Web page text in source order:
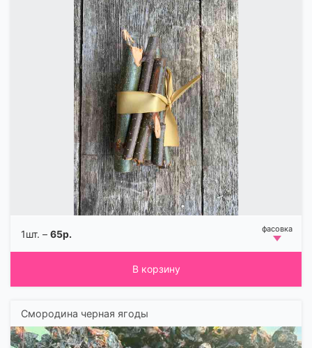
1шт. – 65р.
В корзину
Смородина черная ягоды